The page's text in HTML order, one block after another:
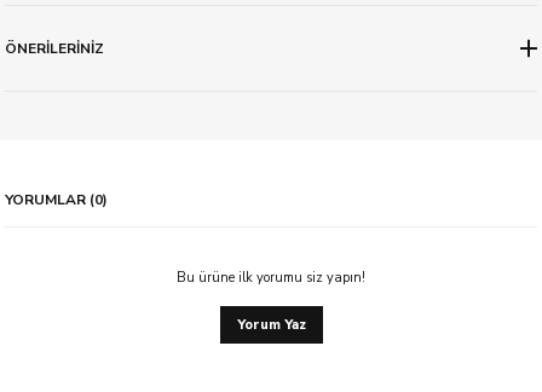
ÖNERİLERİNİZ
YORUMLAR (0)
Bu ürüne ilk yorumu siz yapın!
Yorum Yaz